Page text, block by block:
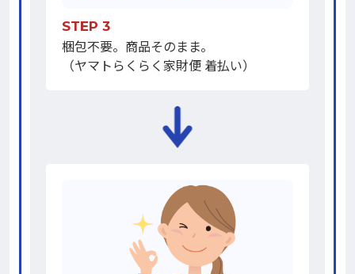
STEP 3
梱包不要。商品そのまま。
（ヤマトらくらく家財便 着払い）